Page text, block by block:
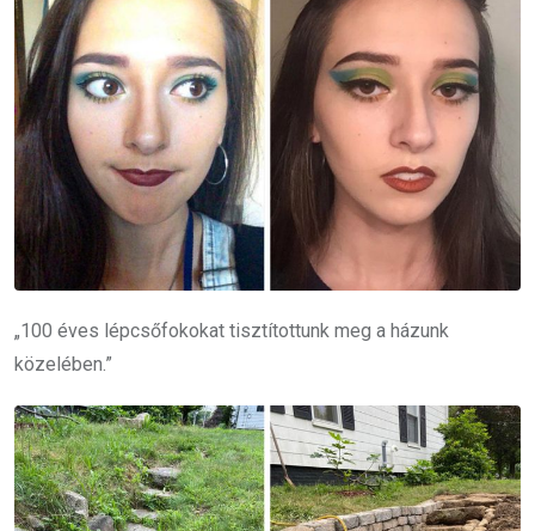
„100 éves lépcsőfokokat tisztítottunk meg a házunk
közelében.”